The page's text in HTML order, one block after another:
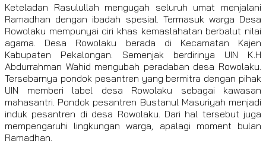
Keteladan Rasulullah mengugah seluruh umat menjalani
Ramadhan dengan ibadah spesial. Termasuk warga Desa
Rowolaku mempunyai ciri khas kemaslahatan berbalut nilai
agama. Desa Rowolaku berada di Kecamatan Kajen
Kabupaten Pekalongan. Semenjak berdirinya UIN K.H
Abdurrahman Wahid mengubah peradaban desa Rowolaku.
Tersebarnya pondok pesantren yang bermitra dengan pihak
UIN memberi label desa Rowolaku sebagai kawasan
mahasantri. Pondok pesantren Bustanul Masuriyah menjadi
induk pesantren di desa Rowolaku. Dari hal tersebut juga
mempengaruhi lingkungan warga, apalagi moment bulan
Ramadhan.